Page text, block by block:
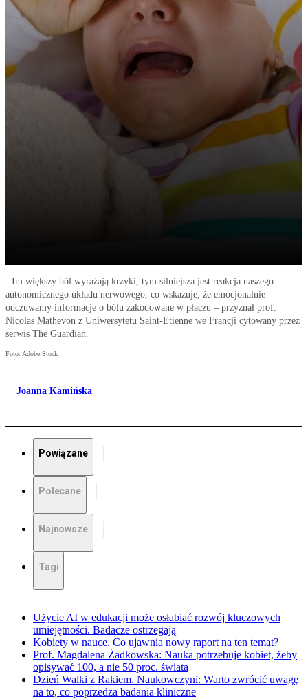
- Im większy ból wyrażają krzyki, tym silniejsza jest reakcja naszego
autonomicznego układu nerwowego, co wskazuje, że emocjonalnie
odczuwamy informacje o bólu zakodowane w płaczu – przyznał prof.
Nicolas Mathevon z Uniwersytetu Saint-Etienne we Francji cytowany przez
serwis The Guardian.
Foto: Adobe Stock
Joanna Kamińska
Powiązane
Polecane
Najnowsze
Tagi
Użycie AI w edukacji może osłabiać rozwój kluczowych
umiejętności. Badacze ostrzegają
Kobiety w nauce. Co ujawnia nowy raport na ten temat?
Prof. Magdalena Żadkowska: Nauka potrzebuje kobiet, żeby
opisywać 100, a nie 50 proc. świata
Dzień Walki z Rakiem. Naukowczyni: Warto zwrócić uwagę
na to, co poprzedza badania kliniczne